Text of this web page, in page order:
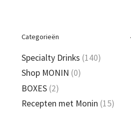
Categorieën
Specialty Drinks (140)
Shop MONIN (0)
BOXES (2)
Recepten met Monin (15)